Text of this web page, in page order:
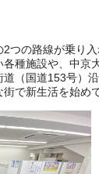
つの路線が乗り
種施設や、中
（国道153号）
で新生活を始め